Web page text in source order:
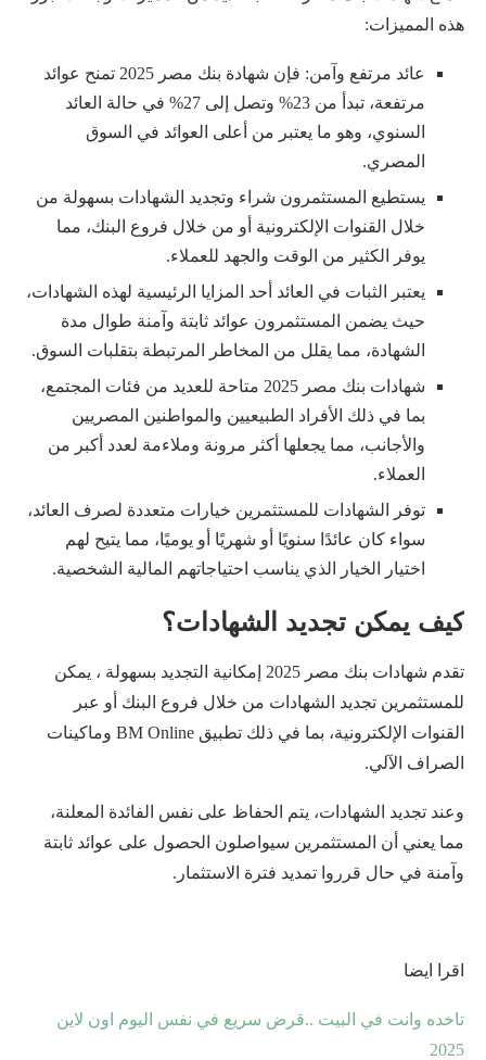
هذه المميزات:
عائد مرتفع وآمن: فإن شهادة بنك مصر 2025 تمنح عوائد
مرتفعة، تبدأ من 23% وتصل إلى 27% في حالة العائد
السنوي، وهو ما يعتبر من أعلى العوائد في السوق
المصري.
يستطيع المستثمرون شراء وتجديد الشهادات بسهولة من
خلال القنوات الإلكترونية أو من خلال فروع البنك، مما
يوفر الكثير من الوقت والجهد للعملاء.
يعتبر الثبات في العائد أحد المزايا الرئيسية لهذه الشهادات،
حيث يضمن المستثمرون عوائد ثابتة وآمنة طوال مدة
الشهادة، مما يقلل من المخاطر المرتبطة بتقلبات السوق.
شهادات بنك مصر 2025 متاحة للعديد من فئات المجتمع،
بما في ذلك الأفراد الطبيعيين والمواطنين المصريين
والأجانب، مما يجعلها أكثر مرونة وملاءمة لعدد أكبر من
العملاء.
توفر الشهادات للمستثمرين خيارات متعددة لصرف العائد،
سواء كان عائدًا سنويًا أو شهريًا أو يوميًا، مما يتيح لهم
اختيار الخيار الذي يناسب احتياجاتهم المالية الشخصية.
كيف يمكن تجديد الشهادات؟
تقدم شهادات بنك مصر 2025 إمكانية التجديد بسهولة ، يمكن
للمستثمرين تجديد الشهادات من خلال فروع البنك أو عبر
القنوات الإلكترونية، بما في ذلك تطبيق BM Online وماكينات
الصراف الآلي.
وعند تجديد الشهادات، يتم الحفاظ على نفس الفائدة المعلنة،
مما يعني أن المستثمرين سيواصلون الحصول على عوائد ثابتة
وآمنة في حال قرروا تمديد فترة الاستثمار.
اقرا ايضا
تاخده وانت في البيت ..قرض سريع في نفس اليوم اون لاين
2025